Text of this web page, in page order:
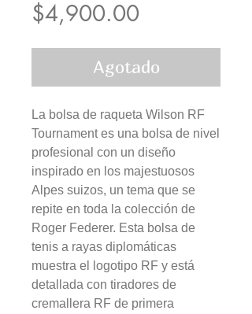
$4,900.00
Agotado
La bolsa de raqueta Wilson RF
Tournament es una bolsa de nivel
profesional con un diseño
inspirado en los majestuosos
Alpes suizos, un tema que se
repite en toda la colección de
Roger Federer. Esta bolsa de
tenis a rayas diplomáticas
muestra el logotipo RF y está
detallada con tiradores de
cremallera RF de primera